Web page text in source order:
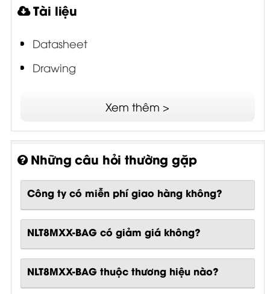
Tài liệu
Datasheet
Drawing
Xem thêm >
Những câu hỏi thường gặp
Công ty có miễn phí giao hàng không?
NLT8MXX-BAG có giảm giá không?
NLT8MXX-BAG thuộc thương hiệu nào?